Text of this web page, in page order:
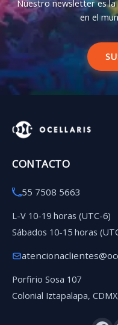
Nuestro newsletter es
en el
CONTACTO
55 7508 5663
L-V 10-19 horas (UTC-6)
Sábados 10-15 horas
Porfirio Sosa 107
Colonial Iztapalapa,